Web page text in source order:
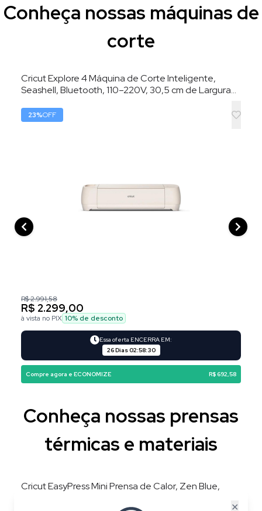
✕
Conheça nossas máquinas de
corte
Cricut Explore 4 Máquina de Corte Inteligente,
Seashell, Bluetooth, 110–220V, 30,5 cm de Largura
23%OFF
R$ 2.991,58
R$ 2.299,00
à vista no PIX 10% de desconto
Essa oferta ENCERRA EM:
26 Dias02:58:29
Compre agora e ECONOMIZE R$ 692,58
Conheça nossas prensas
térmicas e materiais
Cricut EasyPress Mini Prensa de Calor, Zen Blue,